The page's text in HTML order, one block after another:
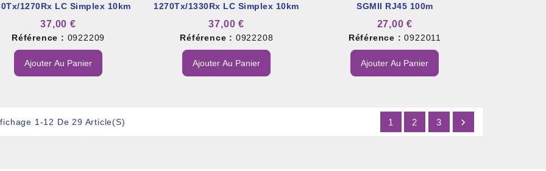
1270Rx LC Simplex 10km
37,00 €
Référence : 0922209
Ajouter Au Panier
1270Tx/1330Rx LC Simplex 10km
37,00 €
Référence : 0922208
Ajouter Au Panier
SGMII RJ45 100m
27,00 €
Référence : 0922011
Ajouter Au Panier
1-12 De 29 Article(s) 1 2 3 